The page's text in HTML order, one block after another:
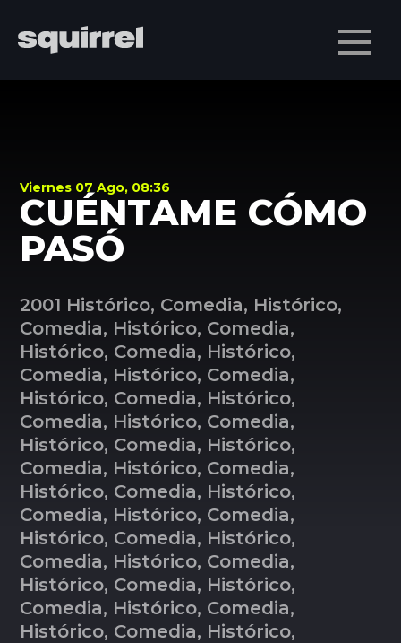
Viernes 07 Ago, 08:36
CUÉNTAME CÓMO
PASÓ
2001 Histórico, Comedia, Histórico,
Comedia, Histórico, Comedia,
Histórico, Comedia, Histórico,
Comedia, Histórico, Comedia,
Histórico, Comedia, Histórico,
Comedia, Histórico, Comedia,
Histórico, Comedia, Histórico,
Comedia, Histórico, Comedia,
Histórico, Comedia, Histórico,
Comedia, Histórico, Comedia,
Histórico, Comedia, Histórico,
Comedia, Histórico, Comedia,
Histórico, Comedia, Histórico,
Comedia, Histórico, Comedia,
Histórico, Comedia, Histórico,